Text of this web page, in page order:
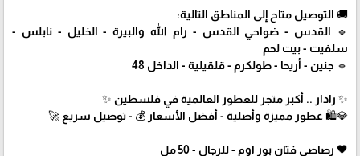
🚚 التوصيل متاح إلى المناطق التالية:
🔹 القدس - ضواحي القدس - رام الله والبيرة - الخليل - نابلس -
سلفيت - بيت لحم
🔹 جنين - أريحا - طولكرم - قلقيلية - الداخل 48
✨ رادار .. أكبر متجر للعطور العالمية في فلسطين ✨
💎🛍️ عطور مميزة وأصلية - أفضل الأسعار 💰 - توصيل سريع 🚀
🖤 رصاصي فتان بور اوم - للرجال - 50 مل